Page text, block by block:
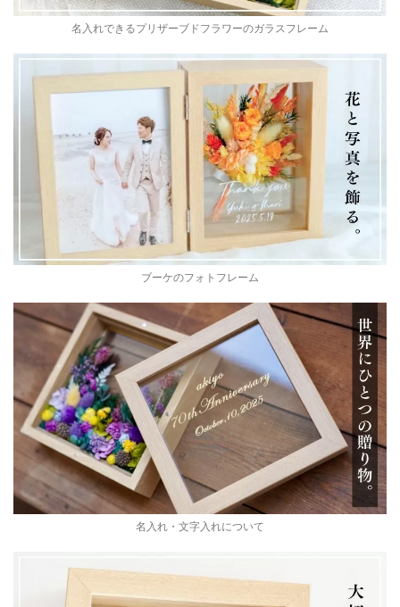
名入れできるプリザーブドフラワーのガラスフレーム
ブーケのフォトフレーム
名入れ・文字入れについて